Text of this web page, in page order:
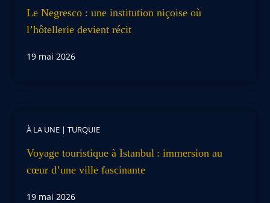
Le Negresco : une institution niçoise où
l’hôtellerie devient récit
19 mai 2026
À LA UNE | TURQUIE
Voyage touristique à Istanbul : immersion au
cœur d’une ville fascinante
19 mai 2026